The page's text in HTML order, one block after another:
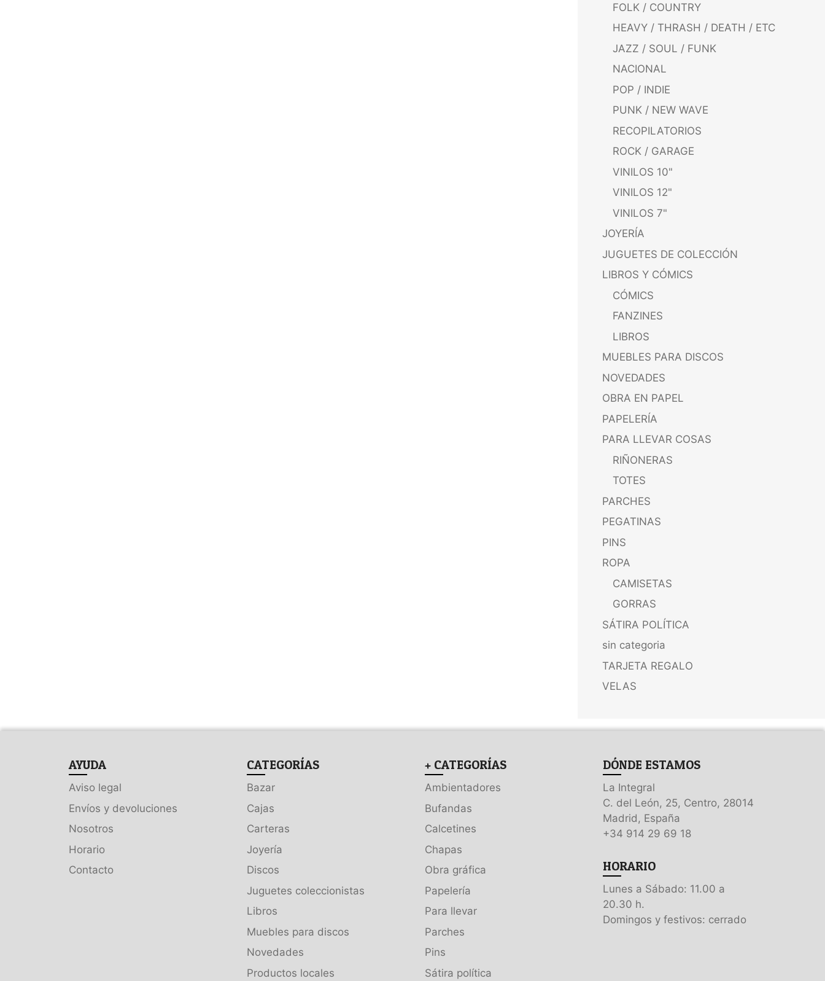
FOLK / COUNTRY
HEAVY / THRASH / DEATH / ETC
JAZZ / SOUL / FUNK
NACIONAL
POP / INDIE
PUNK / NEW WAVE
RECOPILATORIOS
ROCK / GARAGE
VINILOS 10"
VINILOS 12"
VINILOS 7"
JOYERÍA
JUGUETES DE COLECCIÓN
LIBROS Y CÓMICS
CÓMICS
FANZINES
LIBROS
MUEBLES PARA DISCOS
NOVEDADES
OBRA EN PAPEL
PAPELERÍA
PARA LLEVAR COSAS
RIÑONERAS
TOTES
PARCHES
PEGATINAS
PINS
ROPA
CAMISETAS
GORRAS
SÁTIRA POLÍTICA
sin categoria
TARJETA REGALO
VELAS
AYUDA
Aviso legal
Envíos y devoluciones
Nosotros
Horario
Contacto
CATEGORÍAS
Bazar
Cajas
Carteras
Joyería
Discos
Juguetes coleccionistas
Libros
Muebles para discos
Novedades
Productos locales
+ CATEGORÍAS
Ambientadores
Bufandas
Calcetines
Chapas
Obra gráfica
Papelería
Para llevar
Parches
Pins
Sátira política
DÓNDE ESTAMOS
La Integral
C. del León, 25, Centro, 28014
Madrid, España
+34 914 29 69 18
HORARIO
Lunes a Sábado: 11.00 a
20.30 h.
Domingos y festivos: cerrado